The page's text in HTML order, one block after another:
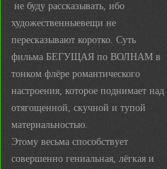
не буду рассказывать, ибо
художественныевещи не
пересказывают коротко. Суть
фильма БЕГУЩАЯ по ВОЛНАМ в
тонком флёре романтического
настроения, которое поднимает над
отягощенной, скучной и тупой
материальностью.
Этому весьма способствует
совершенно гениальная, лёгкая и